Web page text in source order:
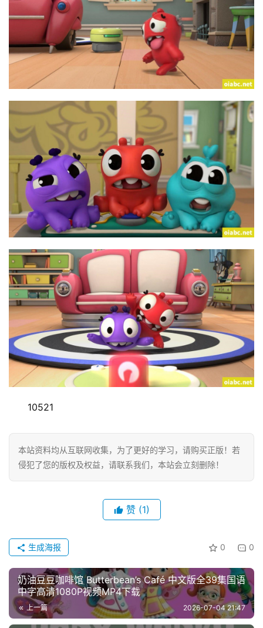
源
画
动
画
荐
热
门
专
题
精
选
教
材
本
站
登录 注册
10521
本站资料均从互联网收集，为了更好的学习，请购买正版！若
侵犯了您的版权及权益，请联系我们，本站会立刻删除！
赞 (1)
0 0
生成海报
奶油豆豆咖啡馆 Butterbean’s Café 中文版全39集国语
中字高清1080P视频MP4下载
上一篇 2026-07-04 21:47